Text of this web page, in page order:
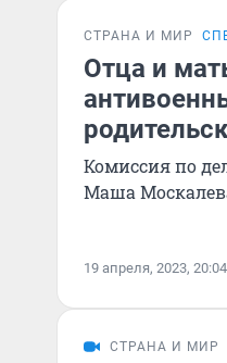
СТРАНА И МИР
Отца и
Комиссия по
Маша
19 апреля, 2023, 20:04
СТРАНА И МИР